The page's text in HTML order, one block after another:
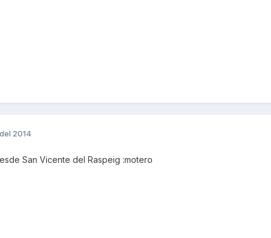
2014
San Vicente del Raspeig :motero